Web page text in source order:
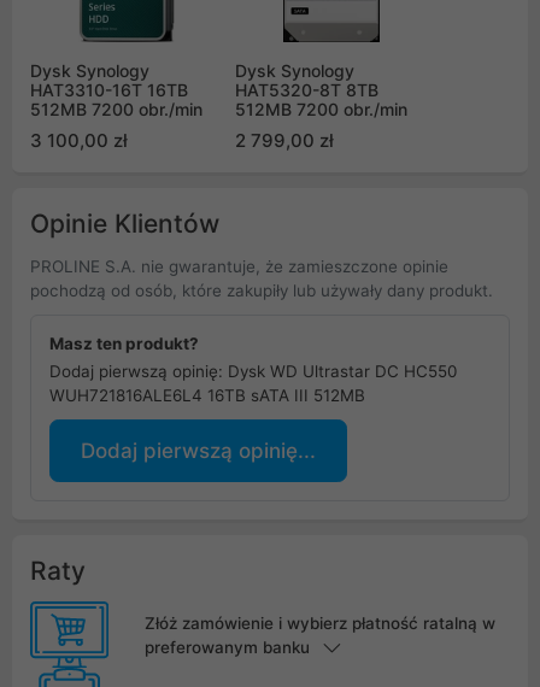
Dysk Synology
HAT3310-16T 16TB
512MB 7200 obr./min
3 100,00 zł
Dysk Synology
HAT5320-8T 8TB
512MB 7200 obr./min
2 799,00 zł
Opinie Klientów
PROLINE S.A. nie gwarantuje, że zamieszczone opinie
pochodzą od osób, które zakupiły lub używały dany produkt.
Masz ten produkt?
Dodaj pierwszą opinię: Dysk WD Ultrastar DC HC550
WUH721816ALE6L4 16TB sATA III 512MB
Dodaj pierwszą opinię...
Raty
Złóż zamówienie i wybierz płatność ratalną w
preferowanym banku